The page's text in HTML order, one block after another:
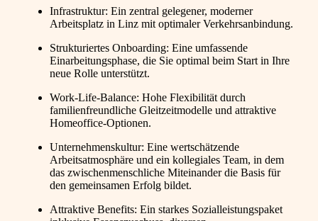
Infrastruktur: Ein zentral gelegener, moderner
Arbeitsplatz in Linz mit optimaler Verkehrsanbindung.
Strukturiertes Onboarding: Eine umfassende
Einarbeitungsphase, die Sie optimal beim Start in Ihre
neue Rolle unterstützt.
Work-Life-Balance: Hohe Flexibilität durch
familienfreundliche Gleitzeitmodelle und attraktive
Homeoffice-Optionen.
Unternehmenskultur: Eine wertschätzende
Arbeitsatmosphäre und ein kollegiales Team, in dem
das zwischenmenschliche Miteinander die Basis für
den gemeinsamen Erfolg bildet.
Attraktive Benefits: Ein starkes Sozialleistungspaket